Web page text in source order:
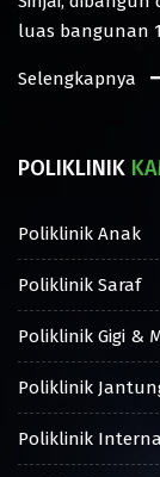
luas bangunan
Selengkapnya
POLIKLINIK
Poliklinik Anak
Poliklinik Saraf
Poliklinik Gigi &
Poliklinik
Poliklinik Interna